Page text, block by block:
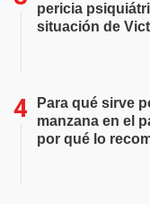
pericia
situación de
Para qué sirve
manzana en el
por qué lo